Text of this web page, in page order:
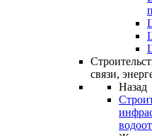
связи,
Назад